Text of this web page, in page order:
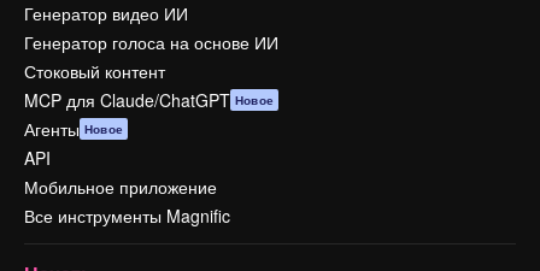
Генератор видео ИИ
Генератор голоса на основе ИИ
Стоковый контент
MCP для Claude/ChatGPT Новое
Агенты Новое
API
Мобильное приложение
Все инструменты Magnific